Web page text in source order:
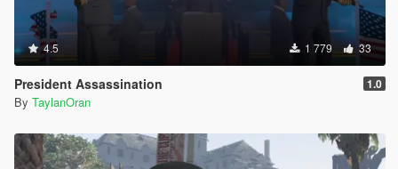
4.5 1 779 33
President Assassination 1.0
By TaylanOran